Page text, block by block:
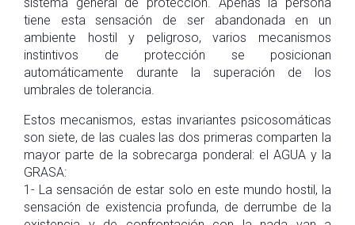
tiene esta sensación de ser abandonada en un
ambiente hostil y peligroso, varios mecanismos
instintivos de protección se posicionan
automáticamente durante la superación de los
umbrales de tolerancia.
Estos mecanismos, estas invariantes psicosomáticas
son siete, de las cuales las dos primeras comparten la
mayor parte de la sobrecarga ponderal: el AGUA y la
GRASA:
1- La sensación de estar solo en este mundo hostil, la
sensación de existencia profunda, de derrumbe de la